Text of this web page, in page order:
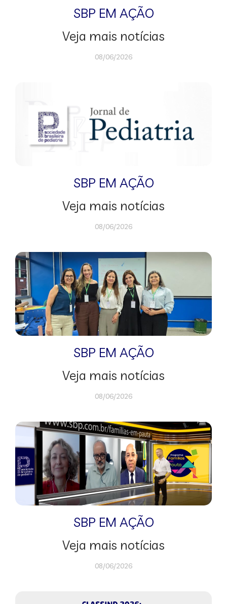
SBP EM AÇÃO
Veja mais notícias
08/06/2026
SBP EM AÇÃO
Veja mais notícias
08/06/2026
SBP EM AÇÃO
Veja mais notícias
08/06/2026
SBP EM AÇÃO
Veja mais notícias
08/06/2026